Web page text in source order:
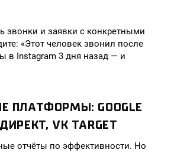
звонки и заявки с конкретными
«Этот человек звонил после
в Instagram 3 дня назад — и
ПЛАТФОРМЫ: GOOGLE
VK TARGET
отчёты по эффективности. Но